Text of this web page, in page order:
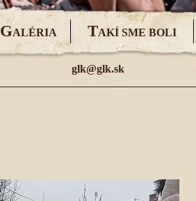
GALÉRIA TAKÍ SME BOLI
glk@glk.sk